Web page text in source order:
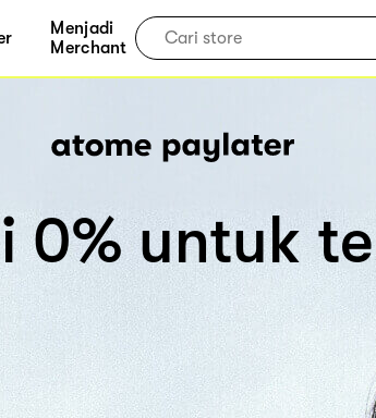
Menjadi
Merchant
0% untuk